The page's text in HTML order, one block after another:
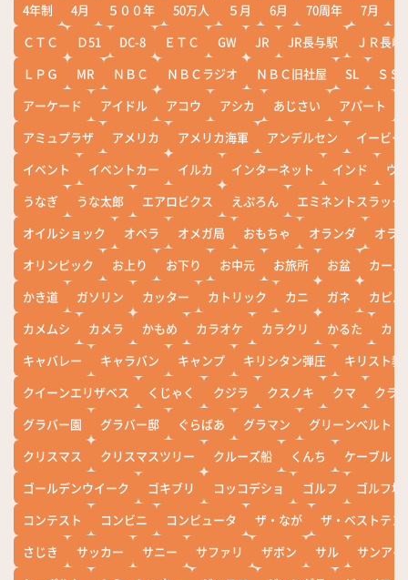
4年制
4月 ５００年 50万人 ５月 6月 70周年 7月
ＣＴＣ
Ｄ51 DC-8 ＥＴＣ GW JR JR長与駅
ＪＲ長崎
ＬＰＧ
MR ＮＢＣ ＮＢＣラジオ ＮＢＣ旧社屋 SL
ＳＳ
アーケード
アイドル アコウ アシカ あじさい アパート
アミュプラザ
アメリカ アメリカ海軍 アンデルセン
イービー
イベント
イベントカー イルカ インターネット インド
ウ
うなぎ
うな太郎 エアロビクス えぷろん
エミネントスラック
オイルショック
オペラ オメガ局 おもちゃ オランダ
オラ
オリンピック
お上り お下り お中元 お旅所 お盆
カー
かき道
ガソリン カッター カトリック カニ ガネ
カピバ
カメムシ
カメラ かもめ カラオケ カラクリ かるた
カレ
キャバレー
キャラバン キャンプ キリシタン弾圧
キリスト教
クイーンエリザベス
くじゃく クジラ クスノキ クマ
クラ
グラバー園
グラバー邸 ぐらばあ グラマン
グリーンベルト
クリスマス
クリスマスツリー クルーズ船 くんち
ケーブル
ゴールデンウイーク
ゴキブリ コッコデショ ゴルフ
ゴルフ場
コンテスト
コンビニ コンピュータ ザ・なが
ザ・ベストテン
さじき
サッカー サニー サファリ ザボン サル
サンアイ